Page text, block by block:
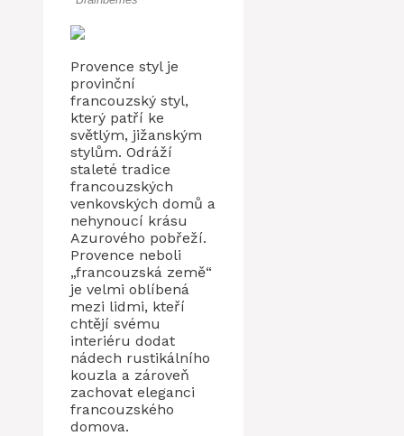
Provence styl je
provinční
francouzský styl,
který patří ke
světlým, jižanským
stylům. Odráží
staleté tradice
francouzských
venkovských domů a
nehynoucí krásu
Azurového pobřeží.
Provence neboli
„francouzská země“
je velmi oblíbená
mezi lidmi, kteří
chtějí svému
interiéru dodat
nádech rustikálního
kouzla a zároveň
zachovat eleganci
francouzského
domova.